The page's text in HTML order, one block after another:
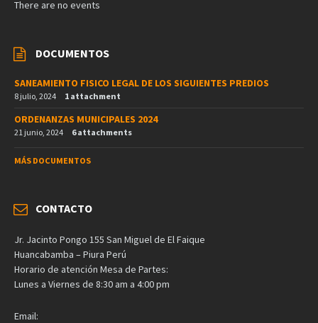
There are no events
DOCUMENTOS
SANEAMIENTO FISICO LEGAL DE LOS SIGUIENTES PREDIOS
8 julio, 2024 1 attachment
ORDENANZAS MUNICIPALES 2024
21 junio, 2024 6 attachments
MÁS DOCUMENTOS
CONTACTO
Jr. Jacinto Pongo 155 San Miguel de El Faique
Huancabamba – Piura Perú
Horario de atención Mesa de Partes:
Lunes a Viernes de 8:30 am a 4:00 pm
Email: